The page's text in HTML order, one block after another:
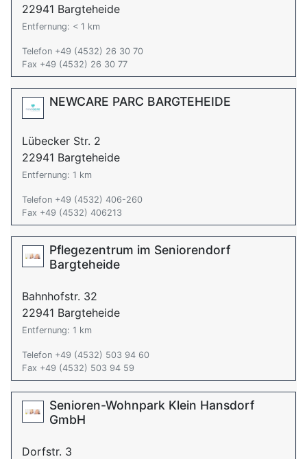
22941 Bargteheide
Entfernung: < 1 km
Telefon +49 (4532) 26 30 70
Fax +49 (4532) 26 30 77
NEWCARE PARC BARGTEHEIDE
Lübecker Str. 2
22941 Bargteheide
Entfernung: 1 km
Telefon +49 (4532) 406-260
Fax +49 (4532) 406213
Pflegezentrum im Seniorendorf
Bargteheide
Bahnhofstr. 32
22941 Bargteheide
Entfernung: 1 km
Telefon +49 (4532) 503 94 60
Fax +49 (4532) 503 94 59
Senioren-Wohnpark Klein Hansdorf
GmbH
Dorfstr. 3